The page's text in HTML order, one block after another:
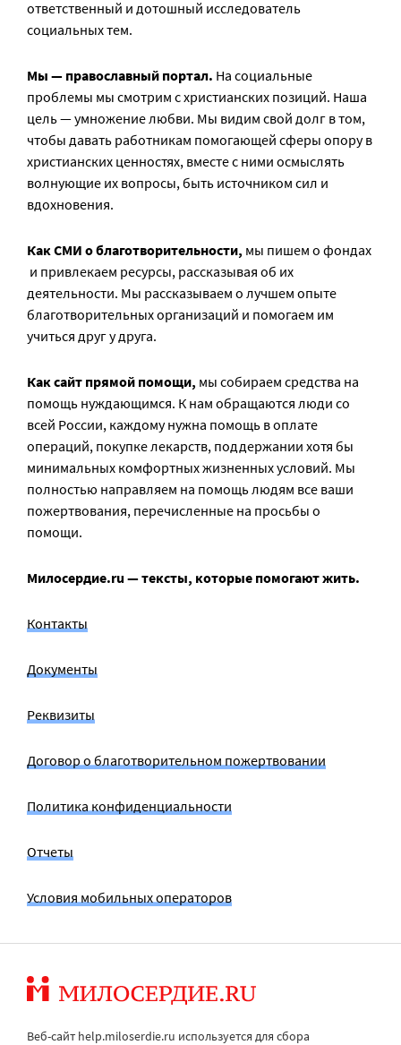
ответственный и дотошный исследователь
социальных тем.
Мы — православный портал. На социальные
проблемы мы смотрим с христианских позиций. Наша
цель — умножение любви. Мы видим свой долг в том,
чтобы давать работникам помогающей сферы опору в
христианских ценностях, вместе с ними осмыслять
волнующие их вопросы, быть источником сил и
вдохновения.
Как СМИ о благотворительности, мы пишем о фондах
и привлекаем ресурсы, рассказывая об их
деятельности. Мы рассказываем о лучшем опыте
благотворительных организаций и помогаем им
учиться друг у друга.
Как сайт прямой помощи, мы собираем средства на
помощь нуждающимся. К нам обращаются люди со
всей России, каждому нужна помощь в оплате
операций, покупке лекарств, поддержании хотя бы
минимальных комфортных жизненных условий. Мы
полностью направляем на помощь людям все ваши
пожертвования, перечисленные на просьбы о
помощи.
Милосердие.ru — тексты, которые помогают жить.
Контакты
Документы
Реквизиты
Договор о благотворительном пожертвовании
Политика конфиденциальности
Отчеты
Условия мобильных операторов
Веб-сайт help.miloserdie.ru используется для сбора